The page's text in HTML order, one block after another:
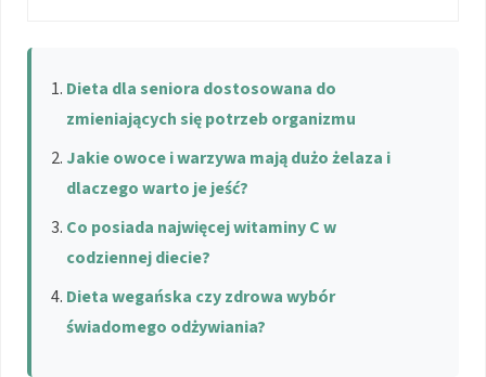
Dieta dla seniora dostosowana do
zmieniających się potrzeb organizmu
Jakie owoce i warzywa mają dużo żelaza i
dlaczego warto je jeść?
Co posiada najwięcej witaminy C w
codziennej diecie?
Dieta wegańska czy zdrowa wybór
świadomego odżywiania?